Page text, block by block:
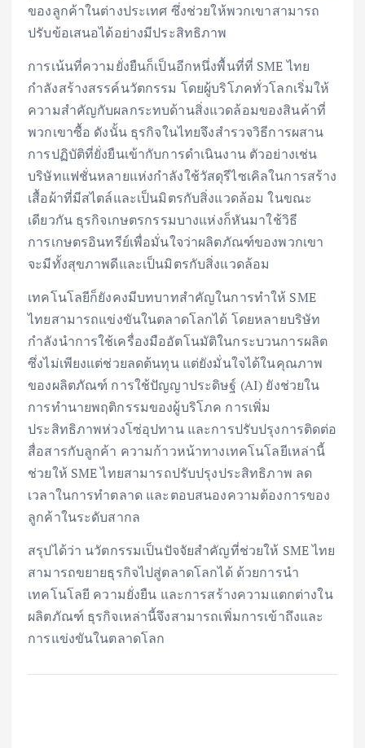
ของลูกค้าในต่างประเทศ ซึ่งช่วยให้พวกเขาสามารถ
ปรับข้อเสนอได้อย่างมีประสิทธิภาพ
การเน้นที่ความยั่งยืนก็เป็นอีกหนึ่งพื้นที่ที่ SME ไทย
กำลังสร้างสรรค์นวัตกรรม โดยผู้บริโภคทั่วโลกเริ่มให้
ความสำคัญกับผลกระทบด้านสิ่งแวดล้อมของสินค้าที่
พวกเขาซื้อ ดังนั้น ธุรกิจในไทยจึงสำรวจวิธีการผสาน
การปฏิบัติที่ยั่งยืนเข้ากับการดำเนินงาน ตัวอย่างเช่น
บริษัทแฟชั่นหลายแห่งกำลังใช้วัสดุรีไซเคิลในการสร้าง
เสื้อผ้าที่มีสไตล์และเป็นมิตรกับสิ่งแวดล้อม ในขณะ
เดียวกัน ธุรกิจเกษตรกรรมบางแห่งก็หันมาใช้วิธี
การเกษตรอินทรีย์เพื่อมั่นใจว่าผลิตภัณฑ์ของพวกเขา
จะมีทั้งสุขภาพดีและเป็นมิตรกับสิ่งแวดล้อม
เทคโนโลยีก็ยังคงมีบทบาทสำคัญในการทำให้ SME
ไทยสามารถแข่งขันในตลาดโลกได้ โดยหลายบริษัท
กำลังนำการใช้เครื่องมืออัตโนมัติในกระบวนการผลิต
ซึ่งไม่เพียงแต่ช่วยลดต้นทุน แต่ยังมั่นใจได้ในคุณภาพ
ของผลิตภัณฑ์ การใช้ปัญญาประดิษฐ์ (AI) ยังช่วยใน
การทำนายพฤติกรรมของผู้บริโภค การเพิ่ม
ประสิทธิภาพห่วงโซ่อุปทาน และการปรับปรุงการติดต่อ
สื่อสารกับลูกค้า ความก้าวหน้าทางเทคโนโลยีเหล่านี้
ช่วยให้ SME ไทยสามารถปรับปรุงประสิทธิภาพ ลด
เวลาในการทำตลาด และตอบสนองความต้องการของ
ลูกค้าในระดับสากล
สรุปได้ว่า นวัตกรรมเป็นปัจจัยสำคัญที่ช่วยให้ SME ไทย
สามารถขยายธุรกิจไปสู่ตลาดโลกได้ ด้วยการนำ
เทคโนโลยี ความยั่งยืน และการสร้างความแตกต่างใน
ผลิตภัณฑ์ ธุรกิจเหล่านี้จึงสามารถเพิ่มการเข้าถึงและ
การแข่งขันในตลาดโลก